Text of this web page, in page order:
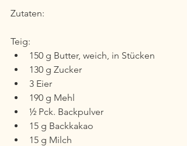
Zutaten:
Teig:
150 g Butter, weich, in Stücken
130 g Zucker
3 Eier
190 g Mehl
½ Pck. Backpulver
15 g Backkakao
15 g Milch